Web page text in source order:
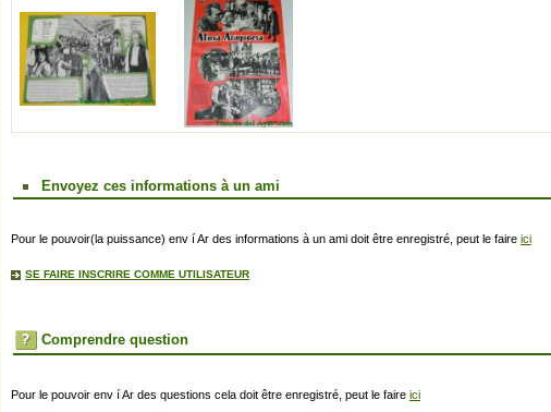
Envoyez ces informations à un ami
Pour le pouvoir(la puissance) env í Ar des informations à un ami doit être enregistré, peut le faire ici
SE FAIRE INSCRIRE COMME UTILISATEUR
Comprendre question
Pour le pouvoir env í Ar des questions cela doit être enregistré, peut le faire ici